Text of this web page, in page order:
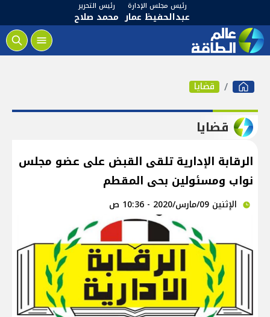
رئيس مجلس الإدارة
عبدالحفيظ عمار
رئيس التحرير
محمد صلاح
قضايا
قضايا
الرقابة الإدارية تلقى القبض على عضو مجلس
نواب ومسئولين بحى المقطم
الإثنين 09/مارس/2020 - 10:36 ص